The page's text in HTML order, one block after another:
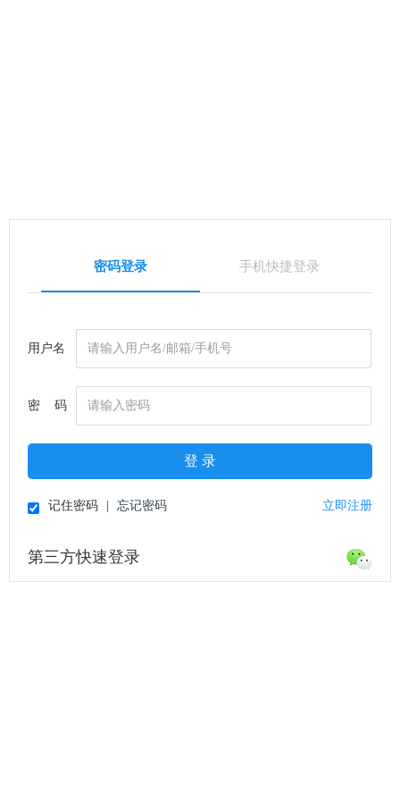
密码登录 手机快捷登录
用户名
密 码
登 录
记住密码 忘记密码 立即注册
第三方快速登录